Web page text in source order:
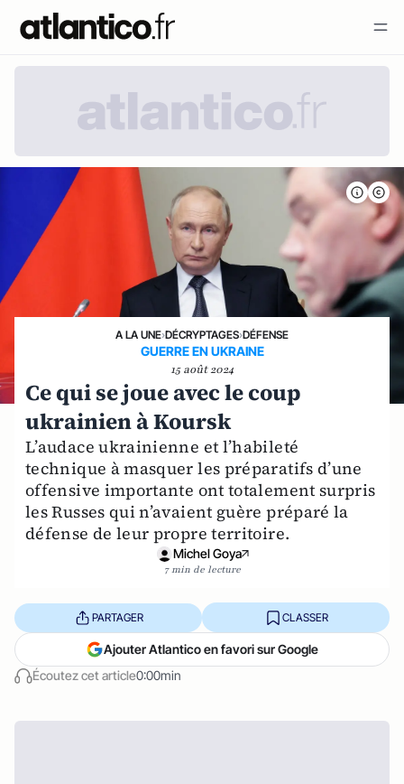
A LA UNE›DÉCRYPTAGES›DÉFENSE
GUERRE EN UKRAINE
15 août 2024
Ce qui se joue avec le coup
ukrainien à Koursk
L’audace ukrainienne et l’habileté
technique à masquer les préparatifs d’une
offensive importante ont totalement surpris
les Russes qui n’avaient guère préparé la
défense de leur propre territoire.
Michel Goya
7 min de lecture
Écoutez cet article0:00min
PARTAGER CLASSER
Ajouter Atlantico en favori sur Google